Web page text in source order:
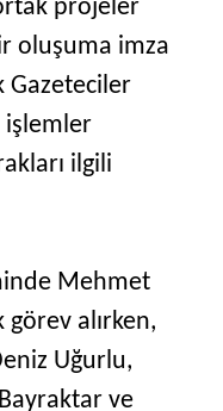
projeler
oluşuma imza
Gazeteciler
işlemler
ilgili
Mehmet
alırken,
Uğurlu,
ve